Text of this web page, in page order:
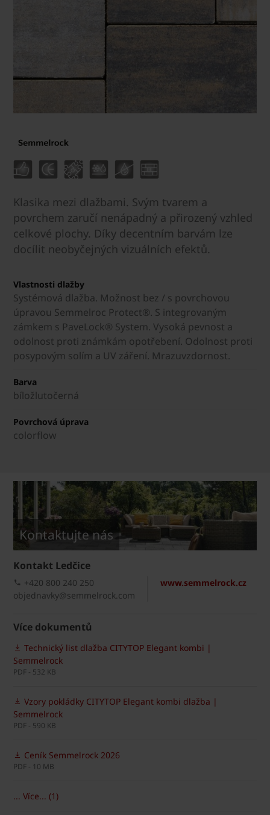
Klasika mezi dlažbami. Svým tvarem a
povrchem zaručí nenápadný a přirozený vzhled
celkové plochy. Díky decentním barvám lze
docílit neobyčejných vizuálních efektů.
Vlastnosti dlažby
Systémová dlažba. Možnost bez / s povrchovou
úpravou Semmelroc Protect®. S integrovaným
zámkem s PaveLock® System. Vysoká pevnost a
odolnost proti známkám opotřebení. Odolnost proti
posypovým solím a UV záření. Mrazuvzdornost.
Barva
bíložlutočerná
Povrchová úprava
colorflow
Kontaktujte nás
Kontakt Ledčice
www.semmelrock.cz
+420 800 240 250
objednavky@semmelrock.com
Více dokumentů
Technický list dlažba CITYTOP Elegant kombi |
Semmelrock
PDF - 532 KB
Vzory pokládky CITYTOP Elegant kombi dlažba |
Semmelrock
PDF - 590 KB
Ceník Semmelrock 2026
PDF - 10 MB
... Více... (1)